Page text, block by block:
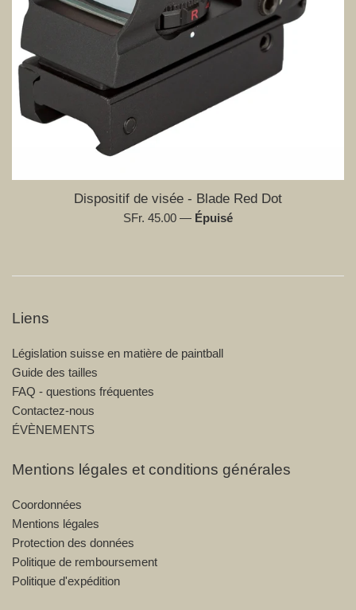
Dispositif de visée - Blade Red Dot
Prix
SFr. 45.00 — Épuisé
Liens
Législation suisse en matière de paintball
Guide des tailles
FAQ - questions fréquentes
Contactez-nous
ÉVÈNEMENTS
Mentions légales et conditions générales
Coordonnées
Mentions légales
Protection des données
Politique de remboursement
Politique d'expédition